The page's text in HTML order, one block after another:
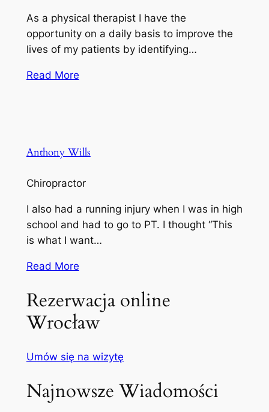
As a physical therapist I have the
opportunity on a daily basis to improve the
lives of my patients by identifying…
Read More
Anthony Wills
Chiropractor
I also had a running injury when I was in high
school and had to go to PT. I thought “This
is what I want…
Read More
Rezerwacja online
Wrocław
Umów się na wizytę
Najnowsze Wiadomości